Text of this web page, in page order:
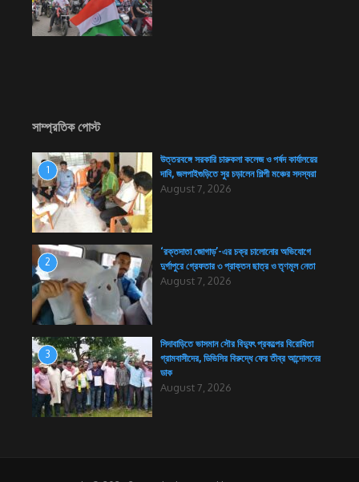
সাম্প্রতিক পোস্ট
1
উত্তরবঙ্গে সরকারি চারুকলা কলেজ ও পর্ষদ কার্যালয়ের
দাবি, জলপাইগুড়িতে সুর চড়ালেন শিল্পী মঞ্চের সদস্যরা
August 7, 2026
2
‘রক্তদাতা জোগাড়’-এর চক্র চালোনোর অভিযোগে
দুর্গাপুরে গ্রেফতার ৩ প্রাক্তন ছাত্র ও তৃণমূল নেতা
August 7, 2026
3
সিদাবাড়িতে ভাসমান সৌর বিদ্যুৎ প্রকল্পের বিরোধিতা
গ্রামবাসীদের, ডিভিসির বিরুদ্ধে ফের তীব্র আন্দোলনের
ডাক
August 7, 2026